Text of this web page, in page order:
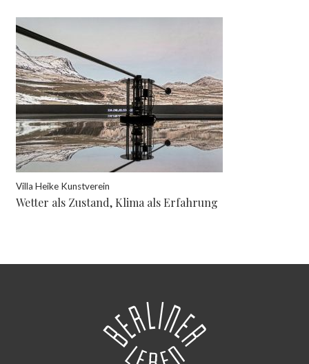
Villa Heike Kunstverein
Wetter als Zustand, Klima als Erfahrung